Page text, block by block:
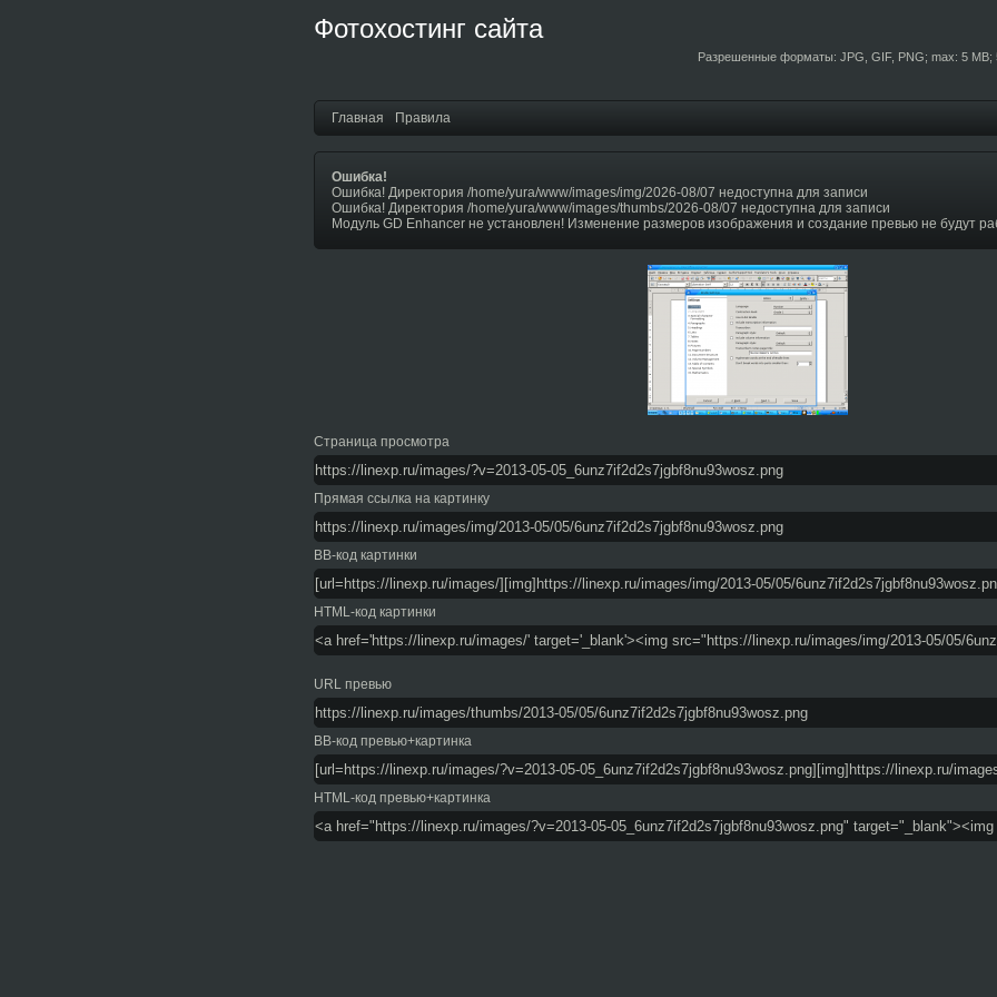
Фотохостинг сайта
Разрешенные форматы: JPG, GIF, PNG; max: 5 MB;
Главная Правила
Ошибка!
Ошибка! Директория /home/yura/www/images/img/2026-08/07 недоступна для записи
Ошибка! Директория /home/yura/www/images/thumbs/2026-08/07 недоступна для записи
Модуль GD Enhancer не установлен! Изменение размеров изображения и создание превью не будут
Страница просмотра
Прямая ссылка на картинку
BB-код картинки
HTML-код картинки
URL превью
BB-код превью+картинка
HTML-код превью+картинка